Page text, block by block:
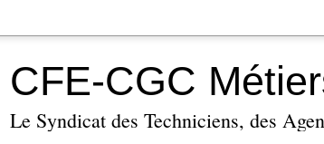
CFE-CGC
Le Syndicat des Techniciens, des